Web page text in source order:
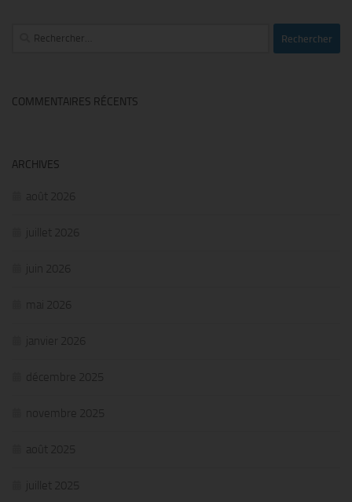
Rechercher :
COMMENTAIRES RÉCENTS
ARCHIVES
août 2026
juillet 2026
juin 2026
mai 2026
janvier 2026
décembre 2025
novembre 2025
août 2025
juillet 2025